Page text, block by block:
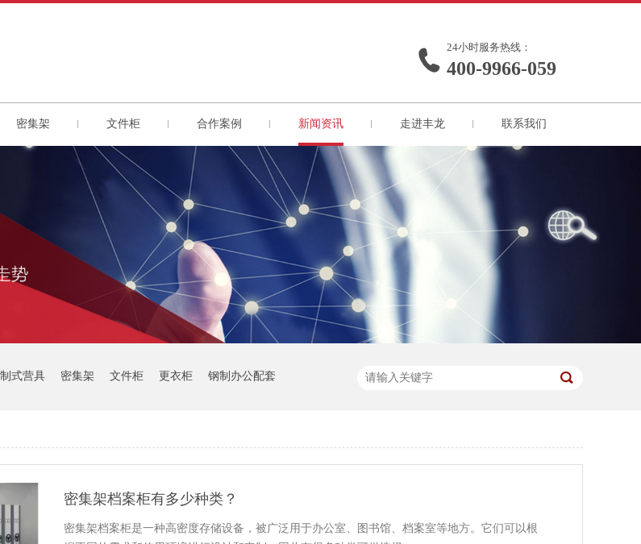
24小时服务热线：
400-9966-059
密集架 文件柜 合作案例 新闻资讯 走进丰龙 联系我们
制式营具 密集架 文件柜 更衣柜 钢制办公配套
密集架档案柜有多少种类？
密集架档案柜是一种高密度存储设备，被广泛用于办公室、图书馆、档案室等地方。它们可以根